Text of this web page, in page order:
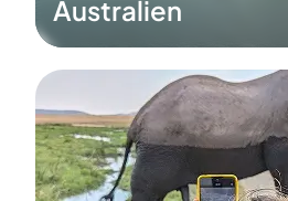
Australien